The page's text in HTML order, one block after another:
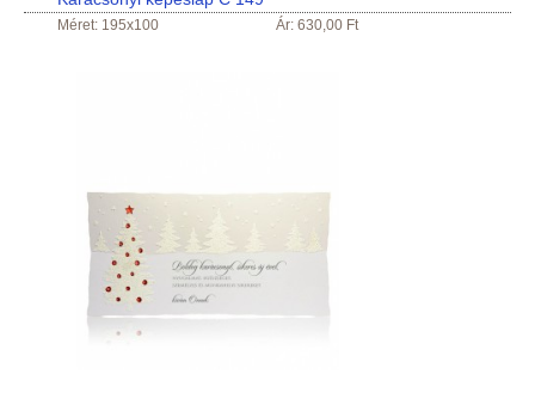
Méret: 195x100 Ár: 630,00 Ft